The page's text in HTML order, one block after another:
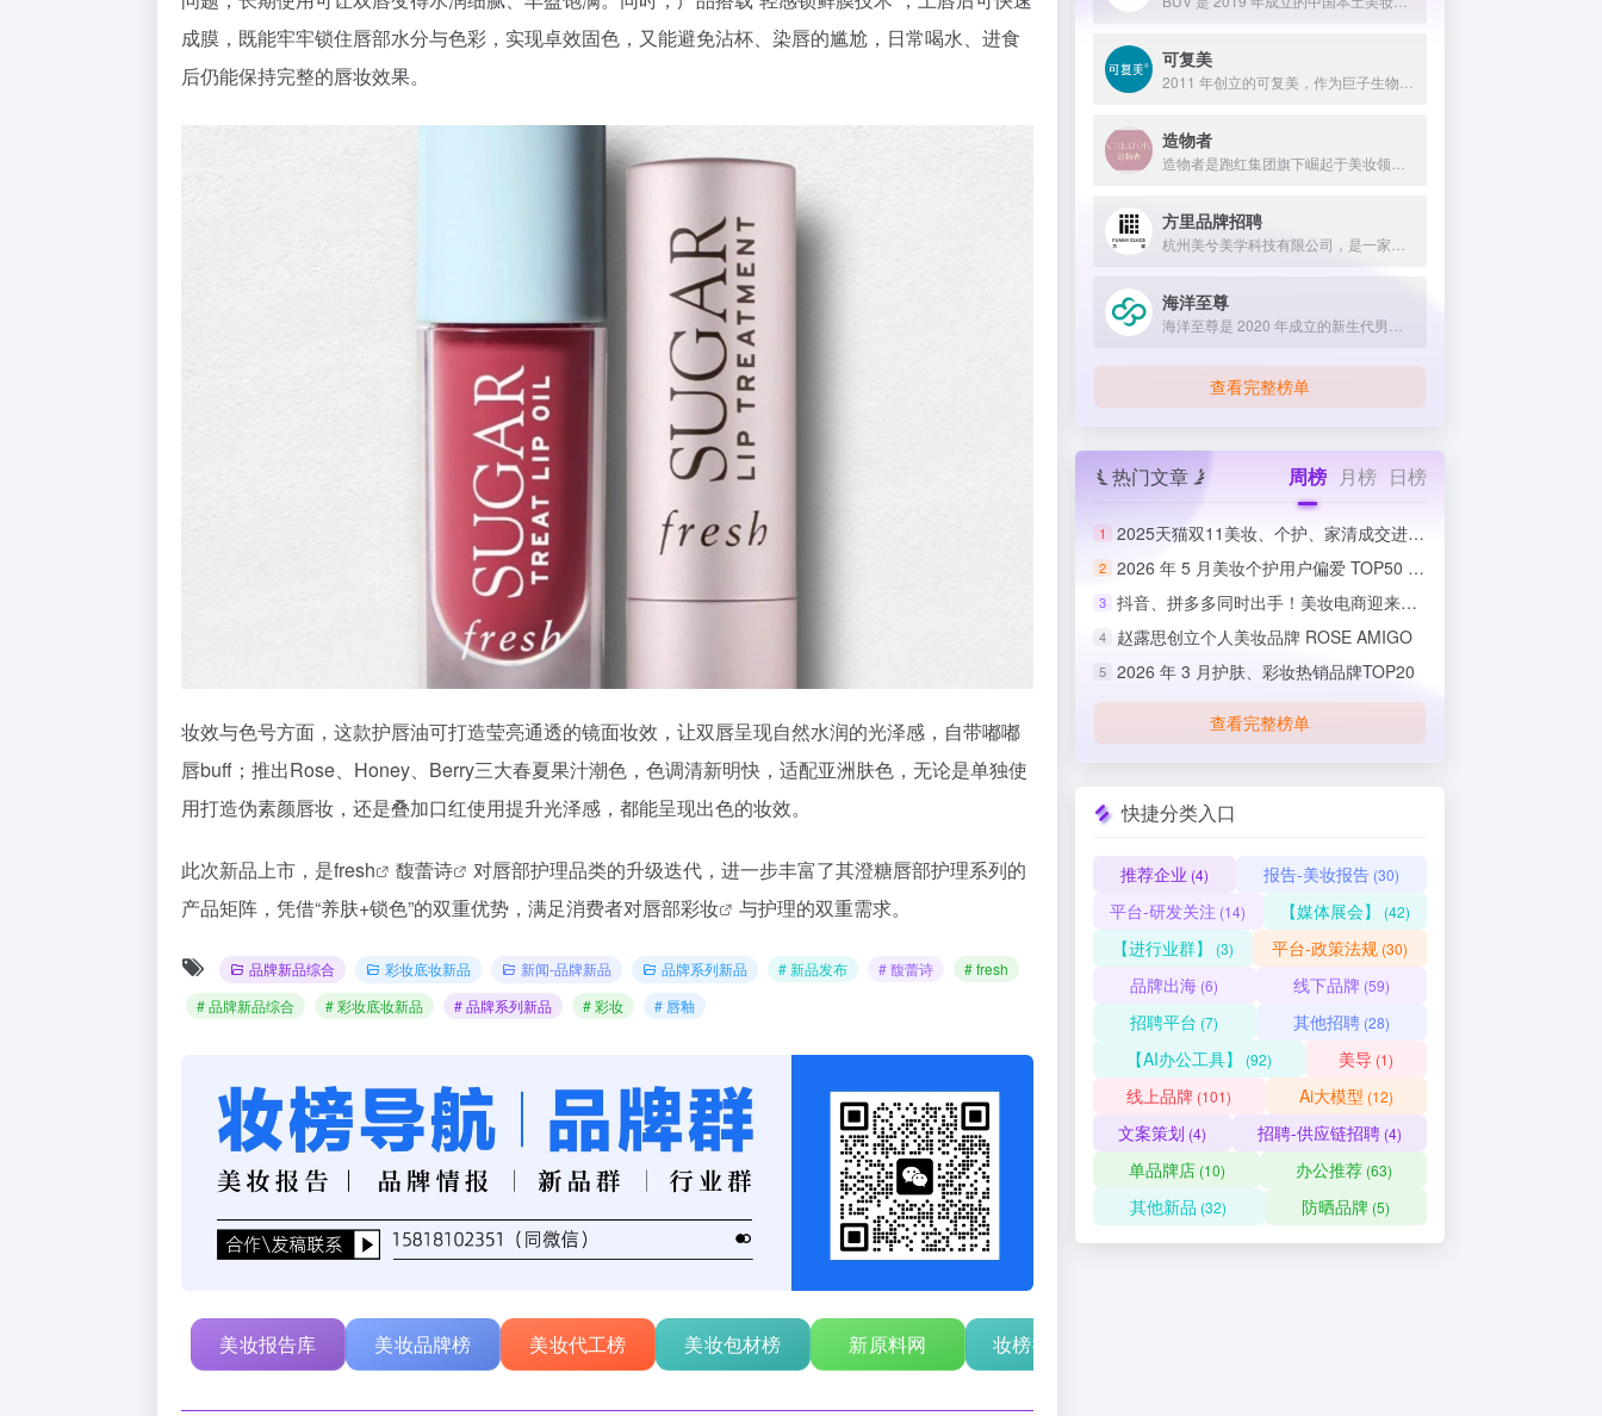
成膜，既能牢牢锁住唇部水分与色彩，实现卓效固色，又能避免沾杯、染唇的尴尬，日常喝水、进食
后仍能保持完整的唇妆效果。
妆效与色号方面，这款护唇油可打造莹亮通透的镜面妆效，让双唇呈现自然水润的光泽感，自带嘟嘟
唇buff；推出Rose、Honey、Berry三大春夏果汁潮色，色调清新明快，适配亚洲肤色，无论是单独使
用打造伪素颜唇妆，还是叠加口红使用提升光泽感，都能呈现出色的妆效。
此次新品上市，是fresh 馥蕾诗
对唇部护理品类的升级迭代，进一步丰富了其澄糖唇部护理系列的
产品矩阵，凭借“养肤+锁色”的双重优势，满足消费者对唇部彩妆 与护理的双重需求。
品牌新品综合 彩妆底妆新品 新闻-品牌新品 品牌系列新品 # 新品发布 # 馥蕾诗
# fresh
# 品牌新品综合
# 彩妆底妆新品 # 品牌系列新品 # 彩妆 # 唇釉
美妆报告库 美妆品牌榜 美妆代工榜 美妆包材榜 新原料网 妆榜行业招聘
可复美
造物者
方里品牌招聘
海洋至尊
查看完整榜单
热门文章 周榜 月榜 日榜
1 2025天猫双11美妆、个护、家清成交进度排行榜
2 2026 年 5 月美妆个护用户偏爱 TOP50 榜单出炉
3 抖音、拼多多同时出手！美妆电商迎来史上最严整治
4 赵露思创立个人美妆品牌 ROSE AMIGO
5 2026 年 3 月护肤、彩妆热销品牌TOP20
查看完整榜单
快捷分类入口
推荐企业 (4) 报告-美妆报告 (30)
平台-研发关注 (14) 【媒体展会】 (42)
【进行业群】 (3) 平台-政策法规 (30)
品牌出海 (6) 线下品牌 (59)
招聘平台 (7) 其他招聘(28)
【AI办公工具】 (92) 美导 (1)
线上品牌 (101) Ai大模型 (12)
文案策划 (4) 招聘-供应链招聘(4)
单品牌店(10) 办公推荐(63)
其他新品 (32) 防晒品牌(5)